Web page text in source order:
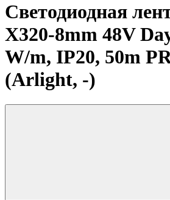
Светодиодная
X320-8mm 48V
W/m, IP20, 50m
(Arlight, -)